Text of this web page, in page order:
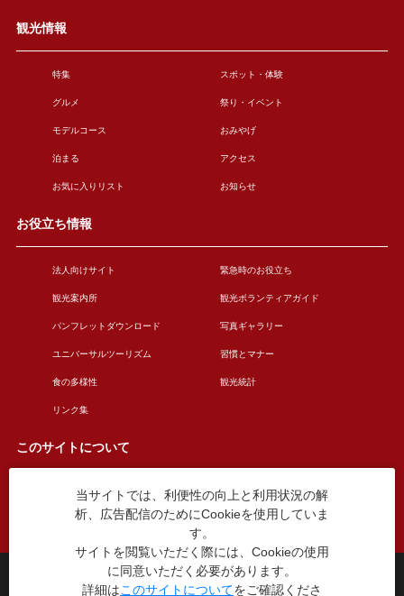
観光情報
特集 スポット・体験
グルメ 祭り・イベント
モデルコース おみやげ
泊まる アクセス
お気に入りリスト お知らせ
お役立ち情報
法人向けサイト 緊急時のお役立ち
観光案内所 観光ボランティアガイド
パンフレットダウンロード 写真ギャラリー
ユニバーサルツーリズム 習慣とマナー
食の多様性 観光統計
リンク集
このサイトについて
このサイトについて 広告掲載について
お問い合わせ
台東区役所観光課
〒110-8615 東京都台東区東上野4丁目5番6号
当サイトでは、利便性の向上と利用状況の解
析、広告配信のためにCookieを使用していま
す。
サイトを閲覧いただく際には、Cookieの使用
に同意いただく必要があります。
詳細はこのサイトについてをご確認くださ